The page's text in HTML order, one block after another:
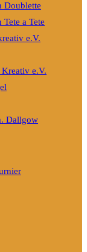
Doublette
a Tete
e.V.
e.V.
Dallgow